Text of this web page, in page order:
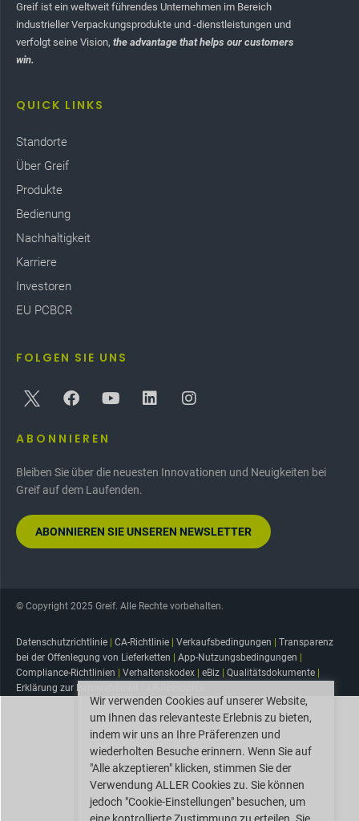
Greif ist ein weltweit führendes Unternehmen im Bereich
industrieller Verpackungsprodukte und -dienstleistungen und
verfolgt seine Vision, the advantage that helps our customers
win.
QUICK LINKS
Standorte
Über Greif
Produkte
Bedienung
Nachhaltigkeit
Karriere
Investoren
EU PCBCR
FOLGEN SIE UNS
ABONNIEREN
Bleiben Sie über die neuesten Innovationen und Neuigkeiten bei
Greif auf dem Laufenden.
ABONNIEREN SIE UNSEREN NEWSLETTER
© Copyright 2025 Greif. Alle Rechte vorbehalten.
Datenschutzrichtlinie CA-Richtlinie Verkaufsbedingungen
Transparenz
bei der Offenlegung von Lieferketten
App-Nutzungsbedingungen
Compliance-Richtlinien
Verhaltenskodex eBiz Qualitätsdokumente
Erklärung zur Barrierefreiheit
Wir verwenden Cookies auf unserer Website,
um Ihnen das relevanteste Erlebnis zu bieten,
indem wir uns an Ihre Präferenzen und
wiederholten Besuche erinnern. Wenn Sie auf
"Alle akzeptieren" klicken, stimmen Sie der
Verwendung ALLER Cookies zu. Sie können
jedoch "Cookie-Einstellungen" besuchen, um